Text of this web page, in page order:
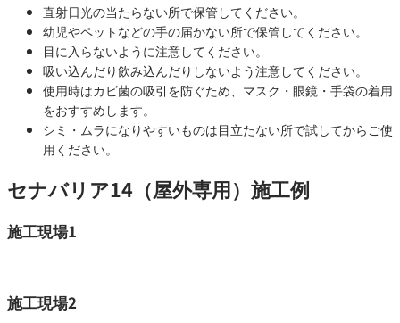
直射日光の当たらない所で保管してください。
幼児やペットなどの手の届かない所で保管してください。
目に入らないように注意してください。
吸い込んだり飲み込んだりしないよう注意してください。
使用時はカビ菌の吸引を防ぐため、マスク・眼鏡・手袋の着用
をおすすめします。
シミ・ムラになりやすいものは目立たない所で試してからご使
用ください。
セナバリア14（屋外専用）施工例
施工現場1
施工現場2